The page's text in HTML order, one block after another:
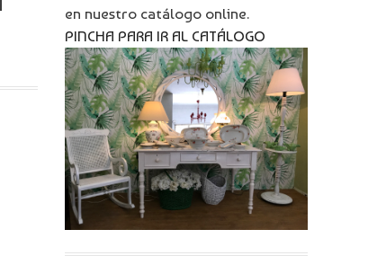
en nuestro catálogo online.
PINCHA PARA IR AL CATÁLOGO